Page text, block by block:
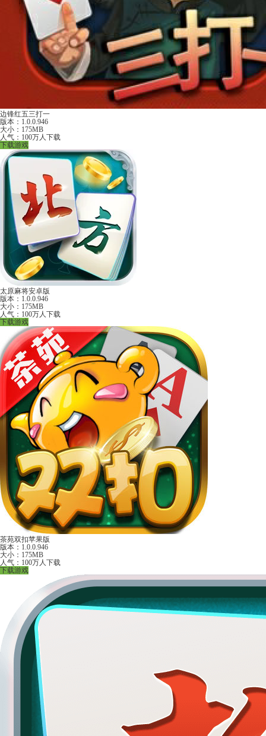
边锋红五三打一
版本：1.0.0.946
大小：175MB
人气：100万人下载
下载游戏
太原麻将安卓版
版本：1.0.0.946
大小：175MB
人气：100万人下载
下载游戏
茶苑双扣苹果版
版本：1.0.0.946
大小：175MB
人气：100万人下载
下载游戏